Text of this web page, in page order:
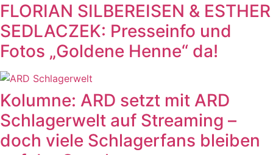
FLORIAN SILBEREISEN & ESTHER
SEDLACZEK: Presseinfo und
Fotos „Goldene Henne“ da!
Kolumne: ARD setzt mit ARD
Schlagerwelt auf Streaming –
doch viele Schlagerfans bleiben